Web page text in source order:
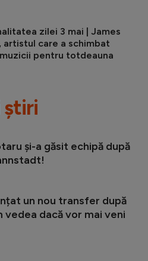
zilei 3 mai | James
artistul care a schimbat
pentru totdeauna
știri
și-a găsit echipă după
un nou transfer după
vedea dacă vor mai veni